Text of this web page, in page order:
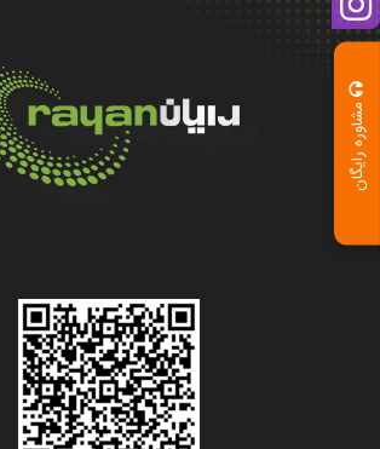
مشاوره رایگان